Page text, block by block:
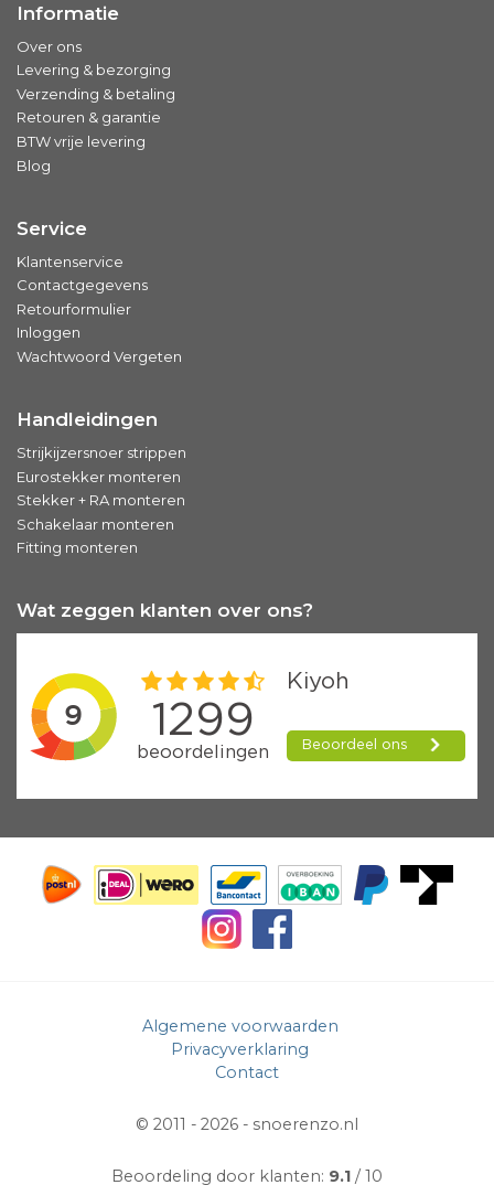
Informatie
Over ons
Levering & bezorging
Verzending & betaling
Retouren & garantie
BTW vrije levering
Blog
Service
Klantenservice
Contactgegevens
Retourformulier
Inloggen
Wachtwoord Vergeten
Handleidingen
Strijkijzersnoer strippen
Eurostekker monteren
Stekker + RA monteren
Schakelaar monteren
Fitting monteren
Wat zeggen klanten over ons?
Algemene voorwaarden
Privacyverklaring
Contact
© 2011 - 2026 - snoerenzo.nl
Beoordeling door klanten: 9.1 / 10